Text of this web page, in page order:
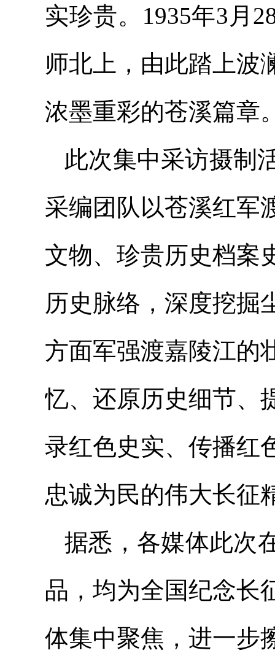
实珍贵。1935年3月
师北上，由此踏上波
浓墨重彩的苍溪篇章
此次集中采访摄制
采编团队以苍溪红军
文物、珍贵历史档案
历史脉络，深度挖掘
方面军强渡嘉陵江的
忆、还原历史细节、
录红色史实、传播红
忠诚为民的伟大长征
据悉，各媒体此次
品，均为全国纪念长
体集中聚焦，进一步